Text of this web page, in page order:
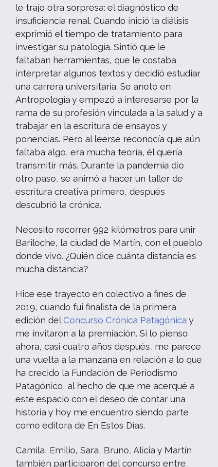
le trajo otra sorpresa: el diagnóstico de
insuficiencia renal. Cuando inició la diálisis
exprimió el tiempo de tratamiento para
investigar su patología. Sintió que le
faltaban herramientas, que le costaba
interpretar algunos textos y decidió estudiar
una carrera universitaria. Se anotó en
Antropología y empezó a interesarse por la
rama de su profesión vinculada a la salud y a
trabajar en la escritura de ensayos y
ponencias. Pero al leerse reconocía que aún
faltaba algo, era mucha teoría, él quería
transmitir más. Durante la pandemia dio
otro paso, se animó a hacer un taller de
escritura creativa primero, después
descubrió la crónica.
Necesito recorrer 992 kilómetros para unir
Bariloche, la ciudad de Martín, con el pueblo
donde vivo. ¿Quién dice cuánta distancia es
mucha distancia?
Hice ese trayecto en colectivo a fines de
2019, cuando fui finalista de la primera
edición delConcurso Crónica Patagónica y
me invitaron a la premiación. Si lo pienso
ahora, casi cuatro años después, me parece
una vuelta a la manzana en relación a lo que
ha crecido la Fundación de Periodismo
Patagónico, al hecho de que me acerqué a
este espacio con el deseo de contar una
historia y hoy me encuentro siendo parte
como editora de En Estos Días.
Camila, Emilio, Sara, Bruno, Alicia y Martín
también participaron del concurso entre